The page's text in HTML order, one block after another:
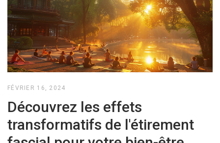
FÉVRIER 16, 2024
Découvrez les effets
transformatifs de l'étirement